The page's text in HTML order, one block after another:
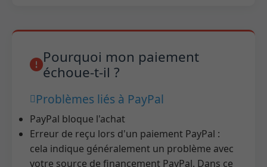
Pourquoi mon paiement
échoue-t-il ?
Problèmes liés à PayPal
PayPal bloque l'achat
Erreur de reçu lors d'un paiement PayPal :
cela indique généralement un problème avec
votre source de financement PayPal. Dans ce